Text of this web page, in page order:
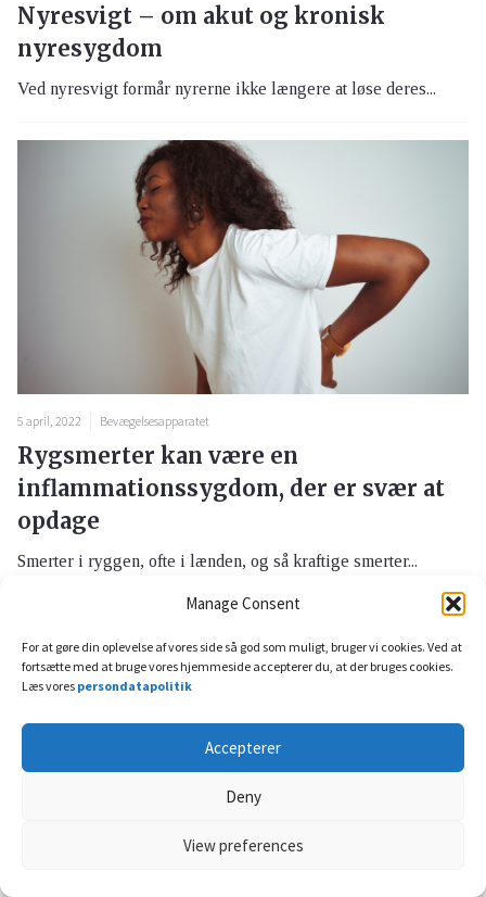
Manage Consent
For at gøre din oplevelse af vores side så god som muligt, bruger vi cookies. Ved at
fortsætte med at bruge vores hjemmeside accepterer du, at der bruges cookies.
Læs vores persondatapolitik
Accepterer
Deny
View preferences
Nyresvigt – om akut og kronisk
nyresygdom
Ved nyresvigt formår nyrerne ikke længere at løse deres...
5 april, 2022 Bevægelsesapparatet
Rygsmerter kan være en
inflammationssygdom, der er svær at
opdage
Smerter i ryggen, ofte i lænden, og så kraftige smerter...